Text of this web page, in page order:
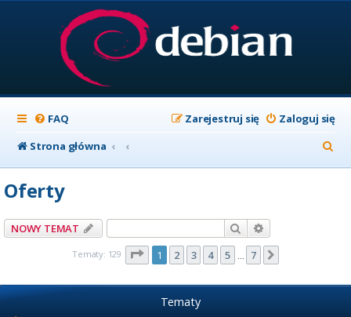
FAQ Zaloguj się
Zarejestruj się
Strona główna
z
Oferty
NOWY TEMAT Szukaj
Tematy: 129 Strona z7
1 2 3 4 5 7
Tematy